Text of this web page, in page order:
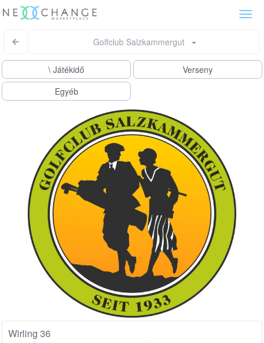
Golfclub Salzkammergut
\ Játékidő
Verseny
Egyéb
Wirling 36